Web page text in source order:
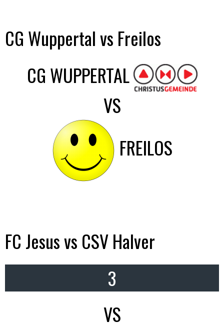
CG Wuppertal vs Freilos
CG WUPPERTAL
VS
FREILOS
FC Jesus vs CSV Halver
3
VS